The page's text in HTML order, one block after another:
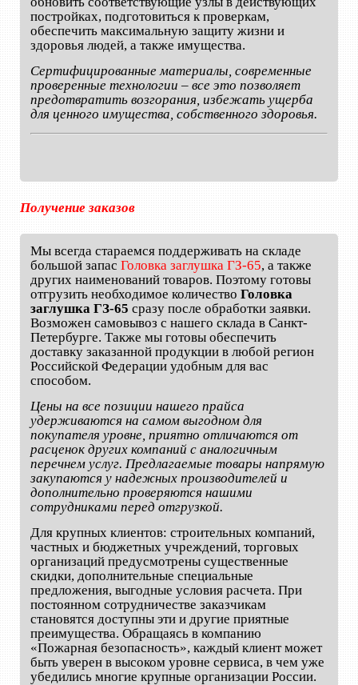
постройках, подготовиться к проверкам,
обеспечить максимальную защиту жизни и
здоровья людей, а также имущества.
Сертифицированные материалы, современные
проверенные технологии – все это позволяет
предотвратить возгорания, избежать ущерба
для ценного имущества, собственного здоровья.
Получение заказов
Мы всегда стараемся поддерживать на складе
большой запас Головка заглушка ГЗ-65, а также
других наименований товаров. Поэтому готовы
отгрузить необходимое количество Головка
заглушка ГЗ-65 сразу после обработки заявки.
Возможен самовывоз с нашего склада в Санкт-
Петербурге. Также мы готовы обеспечить
доставку заказанной продукции в любой регион
Российской Федерации удобным для вас
способом.
Цены на все позиции нашего прайса
удерживаются на самом выгодном для
покупателя уровне, приятно отличаются от
расценок других компаний с аналогичным
перечнем услуг. Предлагаемые товары напрямую
закупаются у надежных производителей и
дополнительно проверяются нашими
сотрудниками перед отгрузкой.
Для крупных клиентов: строительных компаний,
частных и бюджетных учреждений, торговых
организаций предусмотрены существенные
скидки, дополнительные специальные
предложения, выгодные условия расчета. При
постоянном сотрудничестве заказчикам
становятся доступны эти и другие приятные
преимущества. Обращаясь в компанию
«Пожарная безопасность», каждый клиент может
быть уверен в высоком уровне сервиса, в чем уже
убедились многие крупные организации России.